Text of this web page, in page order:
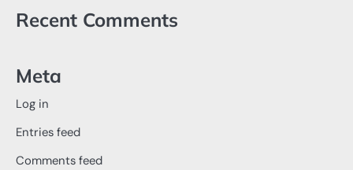
Recent Comments
Meta
Log in
Entries feed
Comments feed